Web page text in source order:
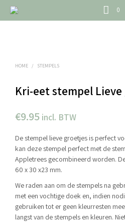
0
HOME / STEMPELS
Kri-eet stempel
€9.95 incl. BTW
De stempel lieve groetjes is perfect
kan deze stempel perfect met de
Appletrees gecombineerd worden.
60 x 30 x23 mm.
We raden aan om de stempels na
met een vochtige doek en, indien
gebruiken tot er geen kleurresten
langst van de stempels en kleuren.